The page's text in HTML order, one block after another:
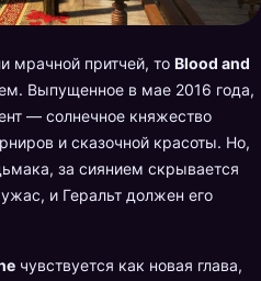
мрачной притчей, то Blood and
Выпущенное в мае 2016 года,
— солнечное княжество
и сказочной красоты. Но,
за сиянием скрывается
и Геральт должен его
чувствуется как новая глава,